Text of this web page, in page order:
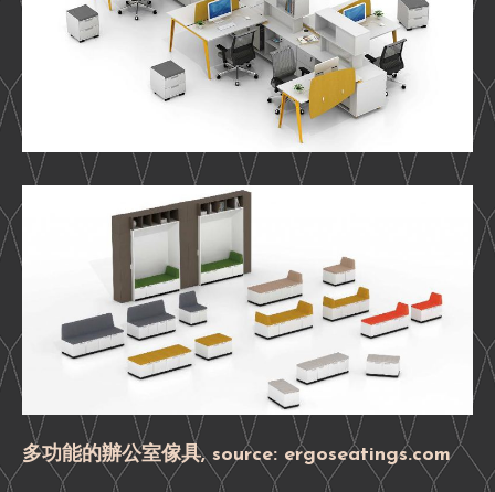
多功能的辦公室傢具, source: ergoseatings.com